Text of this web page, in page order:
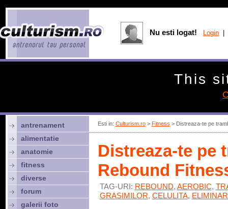
Esti in: Culturism.ro> Fitness > Distreaza-te pe
Distreaza-te pe
Rebound
TAG-URI: REBOUND, AEROBIC,
GRASIMILOR, CELULITA,
antrenament
alimentatie
anatomie
fitness
diverse
forum
galerii foto
Nu esti logat! Login
This